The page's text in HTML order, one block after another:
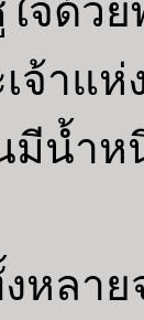
จด้ว
แห่ง
น้ำห
ลาย